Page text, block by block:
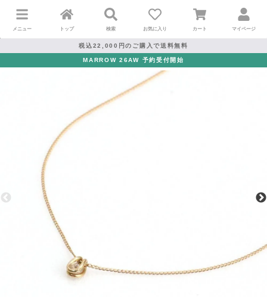
メニュー トップ 検索 お気に入り カート マイページ
税込22,000円のご購入で送料無料
MARROW 26AW 予約受付開始